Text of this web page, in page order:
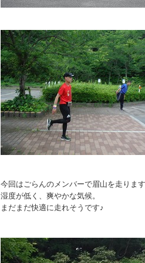
今回はごらんのメンバーで眉山を走りま
湿度が低く、爽やかな気候。
まだまだ快適に走れそうです♪